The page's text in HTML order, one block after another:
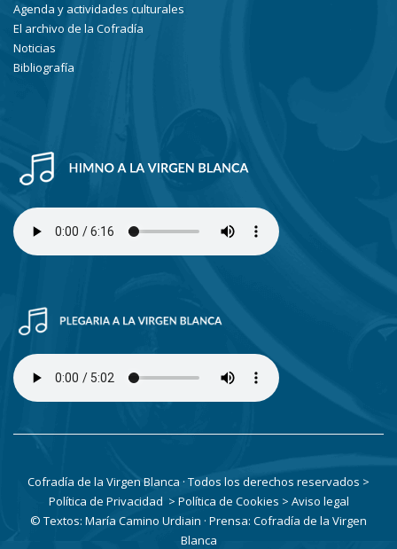
Agenda y actividades culturales
El archivo de la Cofradía
Noticias
Bibliografía
Cofradía de la Virgen Blanca · Todos los derechos reservados >
Política de Privacidad > Política de Cookies > Aviso legal
© Textos: María Camino Urdiain · Prensa: Cofradía de la Virgen
Blanca